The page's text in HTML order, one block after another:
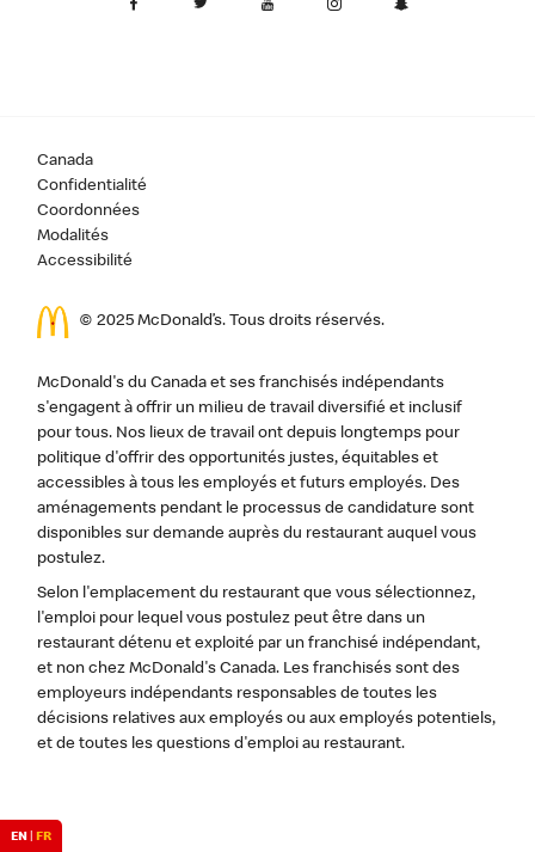
Canada
Confidentialité
Coordonnées
Modalités
Accessibilité
© 2025 McDonald’s. Tous droits réservés.
McDonald's du Canada et ses franchisés indépendants
s'engagent à offrir un milieu de travail diversifié et inclusif
pour tous. Nos lieux de travail ont depuis longtemps pour
politique d'offrir des opportunités justes, équitables et
accessibles à tous les employés et futurs employés. Des
aménagements pendant le processus de candidature sont
disponibles sur demande auprès du restaurant auquel vous
postulez.
Selon l'emplacement du restaurant que vous sélectionnez,
l'emploi pour lequel vous postulez peut être dans un
restaurant détenu et exploité par un franchisé indépendant,
et non chez McDonald's Canada. Les franchisés sont des
employeurs indépendants responsables de toutes les
décisions relatives aux employés ou aux employés potentiels,
et de toutes les questions d'emploi au restaurant.
EN| FR